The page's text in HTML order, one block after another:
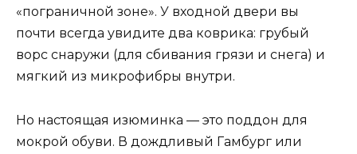
«пограничной зоне». У входной двери вы
почти всегда увидите два коврика: грубый
ворс снаружи (для сбивания грязи и снега) и
мягкий из микрофибры внутри.
Но настоящая изюминка — это поддон для
мокрой обуви. В дождливый Гамбург или